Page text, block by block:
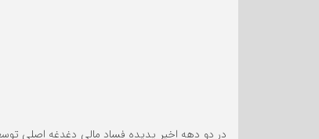
در دو دهه اخیر پدیده فساد مالی دغدغه اصلی